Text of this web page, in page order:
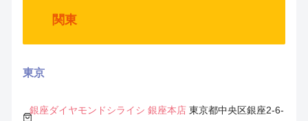
関東
東京
銀座ダイヤモンドシライシ 銀座本店 東京都中央区銀座2-6-